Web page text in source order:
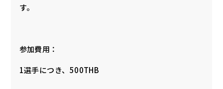
す。
参加費用：
1選手につき、500THB